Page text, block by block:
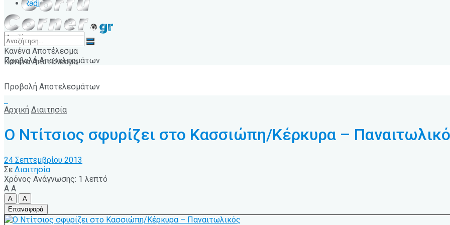
Radio
Κανένα Αποτέλεσμα
Προβολή Αποτελεσμάτων
Κανένα Αποτέλεσμα
Προβολή Αποτελεσμάτων
Αρχική Διαιτησία
Ο Ντίτσιος σφυρίζει στο Κασσιώπη/Κέρκυρα –
24 Σεπτεμβρίου 2013
Σε Διαιτησία
Χρόνος Ανάγνωσης: 1 λεπτό
A A
A
A
Επαναφορά